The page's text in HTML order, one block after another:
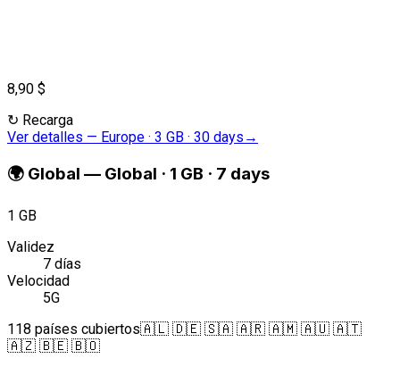
8,90 $
↻ Recarga
Ver detalles — Europe · 3 GB · 30 days →
🌍 Global — Global · 1 GB · 7 days
1 GB
Validez
7 días
Velocidad
5G
118 países cubiertos🇦🇱 🇩🇪 🇸🇦 🇦🇷 🇦🇲 🇦🇺 🇦🇹
🇦🇿 🇧🇪 🇧🇴